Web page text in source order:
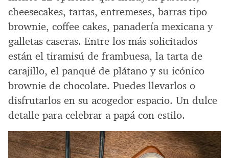
cheesecakes, tartas, entremeses, barras tipo
brownie, coffee cakes, panadería mexicana y
galletas caseras. Entre los más solicitados
están el tiramisú de frambuesa, la tarta de
carajillo, el panqué de plátano y su icónico
brownie de chocolate. Puedes llevarlos o
disfrutarlos en su acogedor espacio. Un dulce
detalle para celebrar a papá con estilo.